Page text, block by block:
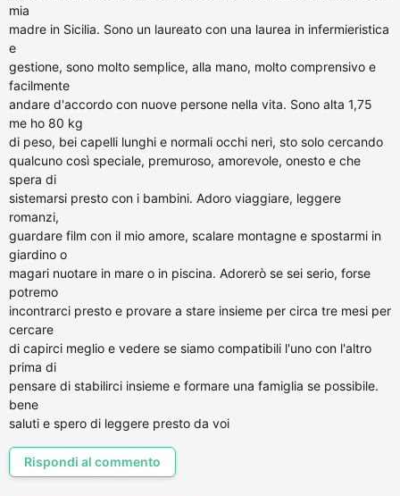
mia
madre in Sicilia. Sono un laureato con una laurea in infermieristica
e
gestione, sono molto semplice, alla mano, molto comprensivo e
facilmente
andare d'accordo con nuove persone nella vita. Sono alta 1,75
me ho 80 kg
di peso, bei capelli lunghi e normali occhi neri, sto solo cercando
qualcuno così speciale, premuroso, amorevole, onesto e che
spera di
sistemarsi presto con i bambini. Adoro viaggiare, leggere
romanzi,
guardare film con il mio amore, scalare montagne e spostarmi in
giardino o
magari nuotare in mare o in piscina. Adorerò se sei serio, forse
potremo
incontrarci presto e provare a stare insieme per circa tre mesi per
cercare
di capirci meglio e vedere se siamo compatibili l'uno con l'altro
prima di
pensare di stabilirci insieme e formare una famiglia se possibile.
bene
saluti e spero di leggere presto da voi
Rispondi al commento